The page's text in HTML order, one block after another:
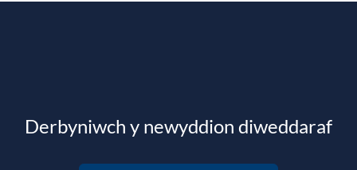
Derbyniwch y newyddion diweddaraf